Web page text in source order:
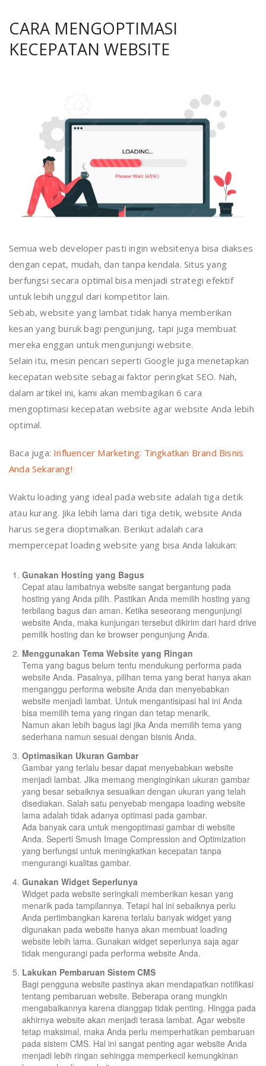
CARA MENGOPTIMASI
KECEPATAN WEBSITE
Semua web developer pasti ingin websitenya bisa diakses
dengan cepat, mudah, dan tanpa kendala. Situs yang
berfungsi secara optimal bisa menjadi strategi efektif
untuk lebih unggul dari kompetitor lain.
Sebab, website yang lambat tidak hanya memberikan
kesan yang buruk bagi pengunjung, tapi juga membuat
mereka enggan untuk mengunjungi website.
Selain itu, mesin pencari seperti Google juga menetapkan
kecepatan website sebagai faktor peringkat SEO. Nah,
dalam artikel ini, kami akan membagikan 6 cara
mengoptimasi kecepatan website agar website Anda lebih
optimal.
Baca juga: Influencer Marketing: Tingkatkan Brand Bisnis
Anda Sekarang!
Waktu loading yang ideal pada website adalah tiga detik
atau kurang. Jika lebih lama dari tiga detik, website Anda
harus segera dioptimalkan. Berikut adalah cara
mempercepat loading website yang bisa Anda lakukan:
Gunakan Hosting yang Bagus
Cepat atau lambatnya website sangat bergantung pada
hosting yang Anda pilih. Pastikan Anda memilih hosting yang
terbilang bagus dan aman. Ketika seseorang mengunjungi
website Anda, maka kunjungan tersebut dikirim dari hard drive
pemilik hosting dan ke browser pengunjung Anda.
Menggunakan Tema Website yang Ringan
Tema yang bagus belum tentu mendukung performa pada
website Anda. Pasalnya, pilihan tema yang berat hanya akan
menganggu performa website Anda dan menyebabkan
website menjadi lambat. Untuk mengantisipasi hal ini Anda
bisa memilih tema yang ringan dan tetap menarik.
Namun akan lebih bagus lagi jika Anda memilih tema yang
sederhana namun sesuai dengan bisnis Anda.
Optimasikan Ukuran Gambar
Gambar yang terlalu besar dapat menyebabkan website
menjadi lambat. Jika memang menginginkan ukuran gambar
yang besar sebaiknya sesuaikan dengan ukuran yang telah
disediakan. Salah satu penyebab mengapa loading website
lama adalah tidak adanya optimasi pada gambar.
Ada banyak cara untuk mengoptimasi gambar di website
Anda. Seperti Smush Image Compression and Optimization
yang berfungsi untuk meningkatkan kecepatan tanpa
mengurangi kualitas gambar.
Gunakan Widget Seperlunya
Widget pada website seringkali memberikan kesan yang
menarik pada tampilannya. Tetapi hal ini sebaiknya perlu
Anda pertimbangkan karena terlalu banyak widget yang
digunakan pada website hanya akan membuat loading
website lebih lama. Gunakan widget seperlunya saja agar
tidak mengurangi pada performa website Anda.
Lakukan Pembaruan Sistem CMS
Bagi pengguna website pastinya akan mendapatkan notifikasi
tentang pembaruan website. Beberapa orang mungkin
mengabaikannya karena dianggap tidak penting. Hingga pada
akhirnya website akan menjadi terasa lambat. Agar website
tetap maksimal, maka Anda perlu memperhatikan pembaruan
pada sistem CMS. Hal ini sangat penting agar website Anda
menjadi lebih ringan sehingga memperkecil kemungkinan